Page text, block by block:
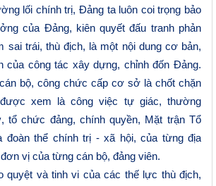
lối chính trị, Đảng ta luôn coi trọng bảo
của Đảng, kiên quyết đấu tranh phản
sai trái, thù địch, là một nội dung cơ bản,
của công tác xây dựng, chỉnh đốn Đảng.
bộ, công chức cấp cơ sở là chốt chặn
xem là công việc tự giác, thường
tổ chức đảng, chính quyền, Mặt trận Tổ
đoàn thể chính trị - xã hội, của từng địa
vị của từng cán bộ, đảng viên.
quyệt và tinh vi của các thế lực thù địch,